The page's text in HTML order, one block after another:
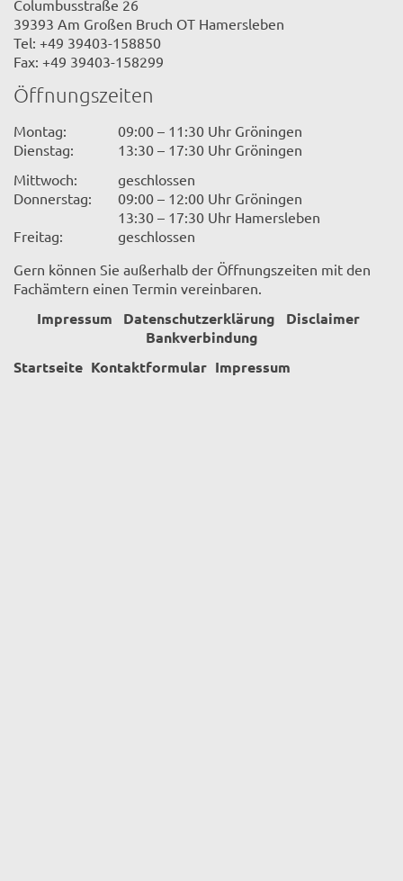
Columbusstraße 26
39393 Am Großen Bruch OT Hamersleben
Tel: +49 39403-158850
Fax: +49 39403-158299
Öffnungszeiten
Montag:
09:00 – 11:30 Uhr Gröningen
Dienstag:
13:30 – 17:30 Uhr Gröningen
Mittwoch:
geschlossen
Donnerstag:
09:00 – 12:00 Uhr Gröningen
13:30 – 17:30 Uhr Hamersleben
Freitag:
geschlossen
Gern können Sie außerhalb der Öffnungszeiten mit den
Fachämtern einen Termin vereinbaren.
Impressum Datenschutzerklärung
Disclaimer
Bankverbindung
Startseite Kontaktformular Impressum